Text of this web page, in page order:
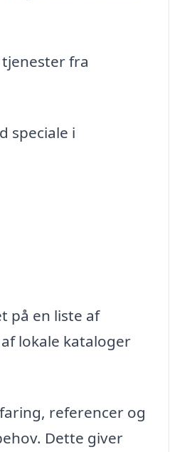
fra
speciale i
på en liste af
lokale kataloger
referencer og
Dette giver